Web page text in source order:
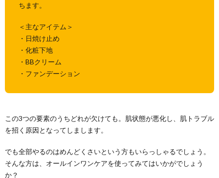
ちます。
＜主なアイテム＞
・日焼け止め
・化粧下地
・BBクリーム
・ファンデーション
この3つの要素のうちどれが欠けても。肌状態が悪化し、肌トラブル
を招く原因となってしまします。
でも全部やるのはめんどくさいという方もいらっしゃるでしょう。
そんな方は、オールインワンケアを使ってみてはいかがでしょう
か？